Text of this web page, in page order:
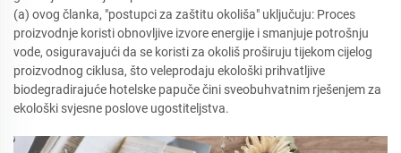
(a) ovog članka, "postupci za zaštitu okoliša" uključuju: Proces
proizvodnje koristi obnovljive izvore energije i smanjuje potrošnju
vode, osiguravajući da se koristi za okoliš proširuju tijekom cijelog
proizvodnog ciklusa, što veleprodaju ekološki prihvatljive
biodegradirajuće hotelske papuče čini sveobuhvatnim rješenjem za
ekološki svjesne poslove ugostiteljstva.